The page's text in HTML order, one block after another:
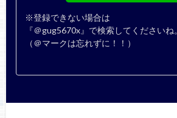
※登録できない場合は
『＠gug5670x』で検索してくださいね。
（＠マークは忘れずに！！）